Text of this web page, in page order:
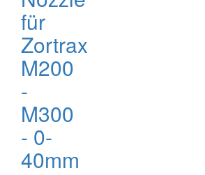
für
Zortrax
M200
-
M300
- 0-
40mm